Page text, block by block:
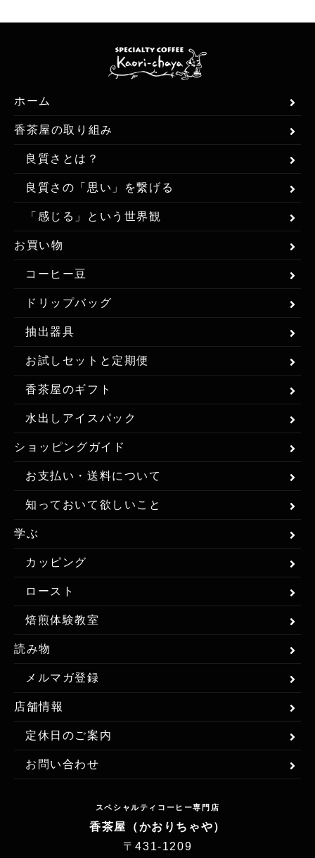
ホーム
香茶屋の取り組み
良質さとは？
良質さの「思い」を繋げる
「感じる」という世界観
お買い物
コーヒー豆
ドリップバッグ
抽出器具
お試しセットと定期便
香茶屋のギフト
水出しアイスパック
ショッピングガイド
お支払い・送料について
知っておいて欲しいこと
学ぶ
カッピング
ロースト
焙煎体験教室
読み物
メルマガ登録
店舗情報
定休日のご案内
お問い合わせ
スペシャルティコーヒー専門店
香茶屋（かおりちゃや）
〒431-1209